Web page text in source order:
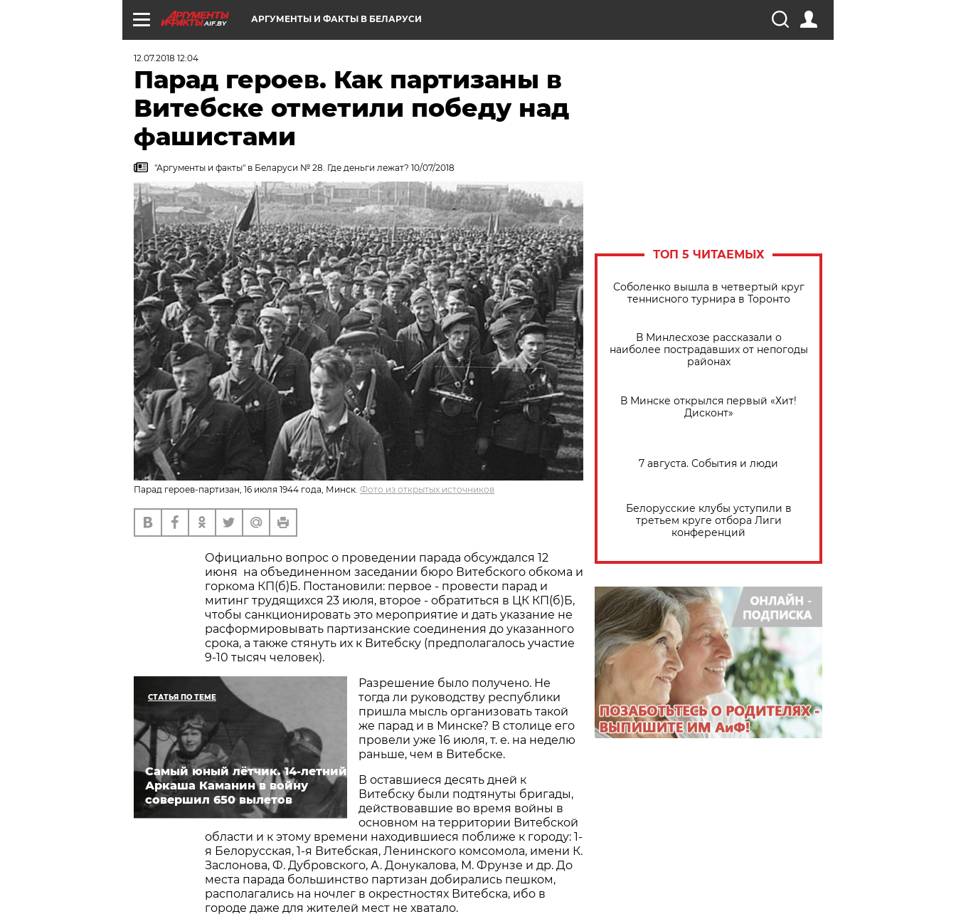
AIF.BY АРГУМЕНТЫ И ФАКТЫ В БЕЛАРУСИ
12.07.2018 12:04
Парад героев. Как партизаны в
Витебске отметили победу над
фашистами
"Аргументы и факты" в Беларуси № 28. Где деньги лежат? 10/07/2018
Парад героев-партизан, 16 июля 1944 года, Минск. Фото из открытых источников
Официально вопрос о проведении парада обсуждался 12
июня на объединенном заседании бюро Витебского обкома и
горкома КП(б)Б. Постановили: первое - провести парад и
митинг трудящихся 23 июля, второе - обратиться в ЦК КП(б)Б,
чтобы санкционировать это мероприятие и дать указание не
расформировывать партизанские соединения до указанного
срока, а также стянуть их к Витебску (предполагалось участие
9-10 тысяч человек).
СТАТЬЯ ПО ТЕМЕ
Самый юный лётчик. 14-летний
Аркаша Каманин в войну
совершил 650 вылетов
Разрешение было получено. Не
тогда ли руководству республики
пришла мысль организовать такой
же парад и в Минске? В столице его
провели уже 16 июля, т. е. на неделю
раньше, чем в Витебске.
В оставшиеся десять дней к
Витебску были подтянуты бригады,
действовавшие во время войны в
основном на территории Витебской
области и к этому времени находившиеся поближе к городу: 1-
я Белорусская, 1-я Витебская, Ленинского комсомола, имени К.
Заслонова, Ф. Дубровского, А. Донукалова, М. Фрунзе и др. До
места парада большинство партизан добирались пешком,
располагались на ночлег в окрестностях Витебска, ибо в
городе даже для жителей мест не хватало.
ТОП 5 ЧИТАЕМЫХ
Соболенко вышла в четвертый круг
теннисного турнира в Торонто
В Минлесхозе рассказали о
наиболее пострадавших от непогоды
районах
В Минске открылся первый «Хит!
Дисконт»
7 августа. События и люди
Белорусские клубы уступили в
третьем круге отбора Лиги
конференций